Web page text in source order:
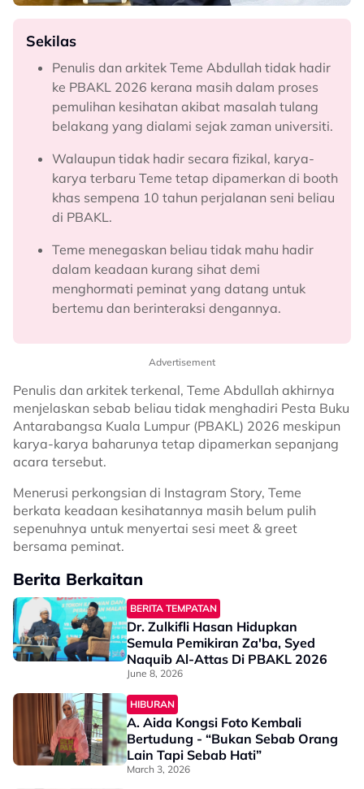
Sekilas
Penulis dan arkitek Teme Abdullah tidak hadir
ke PBAKL 2026 kerana masih dalam proses
pemulihan kesihatan akibat masalah tulang
belakang yang dialami sejak zaman universiti.
Walaupun tidak hadir secara fizikal, karya-
karya terbaru Teme tetap dipamerkan di booth
khas sempena 10 tahun perjalanan seni beliau
di PBAKL.
Teme menegaskan beliau tidak mahu hadir
dalam keadaan kurang sihat demi
menghormati peminat yang datang untuk
bertemu dan berinteraksi dengannya.
Advertisement
Penulis dan arkitek terkenal, Teme Abdullah akhirnya
menjelaskan sebab beliau tidak menghadiri Pesta Buku
Antarabangsa Kuala Lumpur (PBAKL) 2026 meskipun
karya-karya baharunya tetap dipamerkan sepanjang
acara tersebut.
Menerusi perkongsian di Instagram Story, Teme
berkata keadaan kesihatannya masih belum pulih
sepenuhnya untuk menyertai sesi meet & greet
bersama peminat.
Berita Berkaitan
BERITA TEMPATAN
Dr. Zulkifli Hasan Hidupkan
Semula Pemikiran Za'ba, Syed
Naquib Al-Attas Di PBAKL 2026
June 8, 2026
HIBURAN
A. Aida Kongsi Foto Kembali
Bertudung - “Bukan Sebab Orang
Lain Tapi Sebab Hati”
March 3, 2026